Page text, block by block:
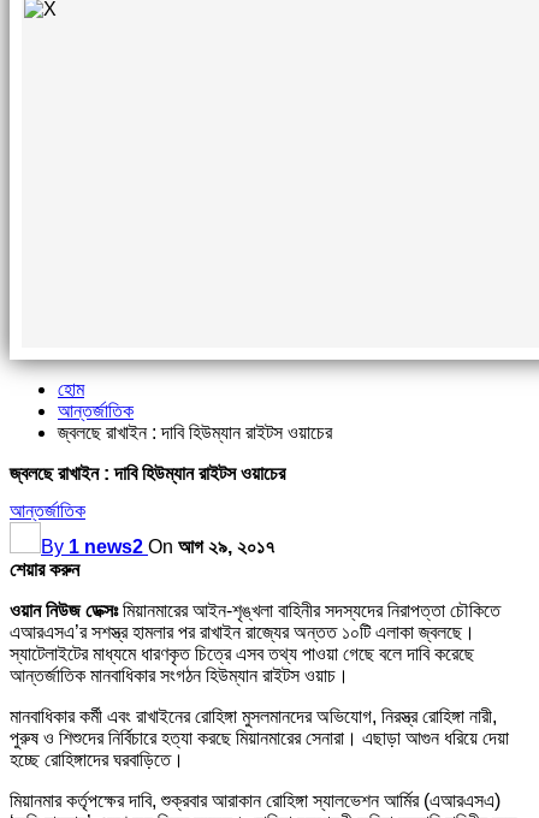
হোম
আন্তর্জাতিক
জ্বলছে রাখাইন : দাবি হিউম্যান রাইটস ওয়াচের
জ্বলছে রাখাইন : দাবি হিউম্যান রাইটস ওয়াচের
আন্তর্জাতিক
By 1 news2 On আগ ২৯, ২০১৭
শেয়ার করুন
ওয়ান নিউজ ডেক্সঃমিয়ানমারের আইন-শৃঙ্খলা বাহিনীর সদস্যদের নিরাপত্তা চৌকিতে
এআরএসএ’র সশস্ত্র হামলার পর রাখাইন রাজ্যের অন্তত ১০টি এলাকা জ্বলছে।
স্যাটেলাইটের মাধ্যমে ধারণকৃত চিত্রে এসব তথ্য পাওয়া গেছে বলে দাবি করেছে
আন্তর্জাতিক মানবাধিকার সংগঠন হিউম্যান রাইটস ওয়াচ।
মানবাধিকার কর্মী এবং রাখাইনের রোহিঙ্গা মুসলমানদের অভিযোগ, নিরস্ত্র রোহিঙ্গা নারী,
পুরুষ ও শিশুদের নির্বিচারে হত্যা করছে মিয়ানমারের সেনারা। এছাড়া আগুন ধরিয়ে দেয়া
হচ্ছে রোহিঙ্গাদের ঘরবাড়িতে।
মিয়ানমার কর্তৃপক্ষের দাবি, শুক্রবার আরাকান রোহিঙ্গা স্যালভেশন আর্মির (এআরএসএ)